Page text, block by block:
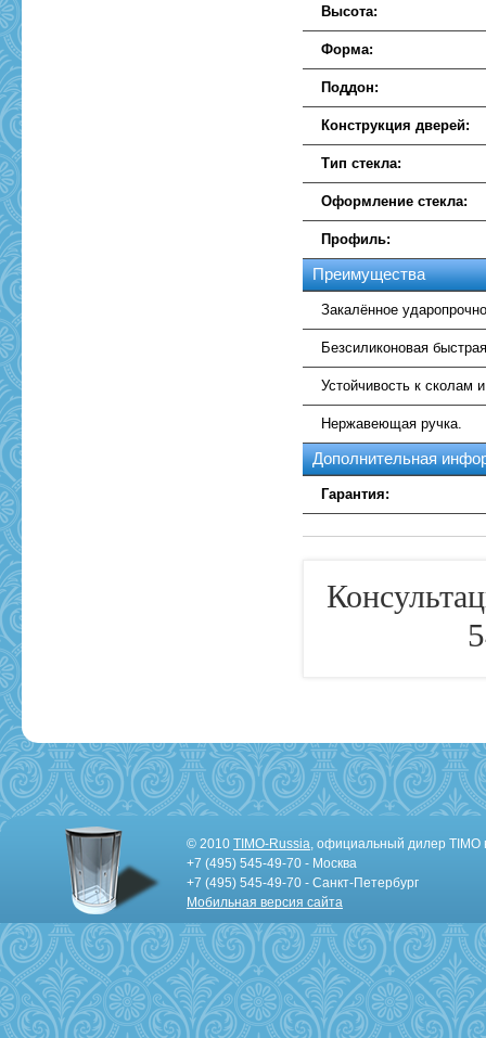
Высота:
Форма:
Поддон:
Конструкция дверей:
Тип стекла:
Оформление стекла:
Профиль:
Преимущества
Закалённое
Безсиликоновая
Устойчивость к сколам
Нержавеющая ручка.
Дополнительная
Гарантия:
© 2010 TIMO-Russia, официальный дилер TIMO
+7 (495) 545-49-70 - Москва
+7 (495) 545-49-70 - Санкт-Петербург
Мобильная версия сайта